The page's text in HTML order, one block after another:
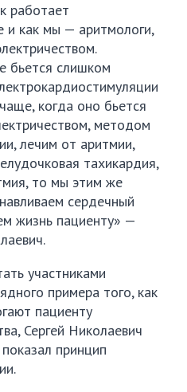
работает
и как мы — аритмологи,
бьется слишком
когда оно бьется
методом
лечим от аритмии,
тахикардия,
то мы этим же
сердечный
жизнь пациенту» —
участниками
примера того, как
пациенту
Сергей Николаевич
принцип